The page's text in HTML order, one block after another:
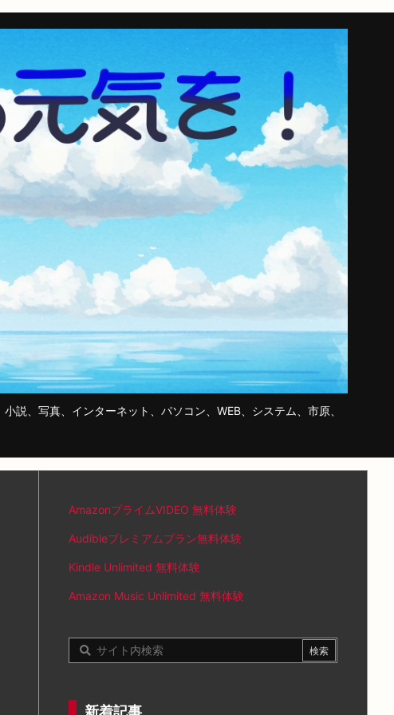
説、写真、インターネット、パソコン、WEB、システム、市原、
AmazonプライムVIDEO 無料体験
Audibleプレミアムプラン無料体験
Kindle Unlimited 無料体験
Amazon Music Unlimited 無料体験
新着記事